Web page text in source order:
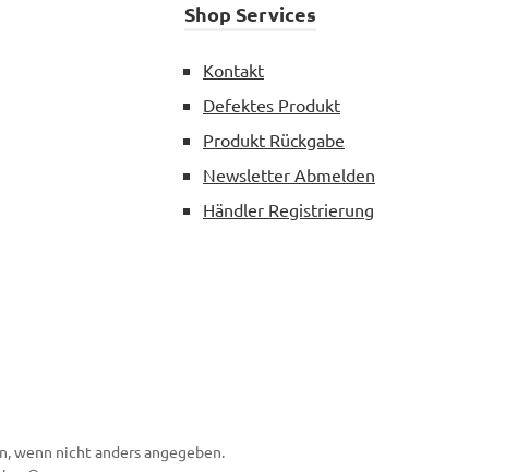
Shop Services
Kontakt
Defektes Produkt
Produkt Rückgabe
Newsletter Abmelden
Händler Registrierung
wenn nicht anders angegeben.